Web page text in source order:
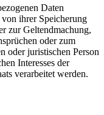
Daten
ihrer Speicherung
zur Geltendmachung,
oder zum
oder juristischen Person
Interesses der
verarbeitet werden.